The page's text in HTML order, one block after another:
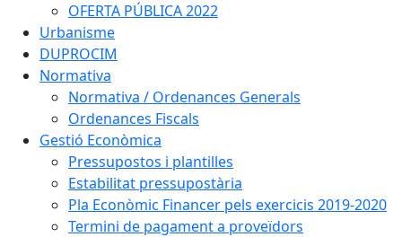
OFERTA PÚBLICA 2022
Urbanisme
DUPROCIM
Normativa
Normativa / Ordenances Generals
Ordenances Fiscals
Gestió Econòmica
Pressupostos i plantilles
Estabilitat pressupostària
Pla Econòmic Financer pels exercicis 2019-2020
Termini de pagament a proveïdors